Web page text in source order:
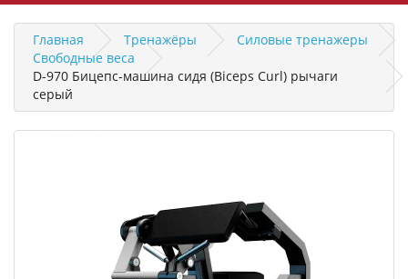
Главная Тренажёры
Силовые тренажеры
Свободные веса
D-970 Бицепс-машина сидя (Biceps Curl) рычаги
серый